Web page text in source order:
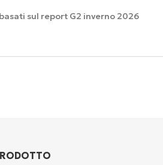
sul report G2 inverno 2026